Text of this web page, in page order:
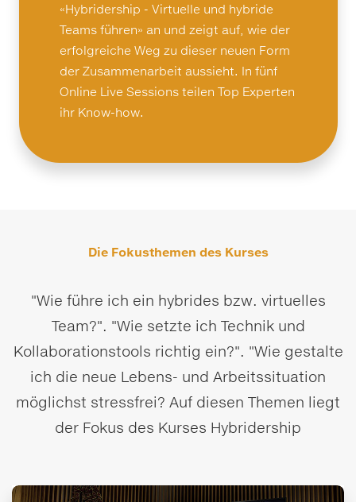
«Hybridership - Virtuelle und hybride
Teams führen» an und zeigt auf, wie der
erfolgreiche Weg zu dieser neuen Form
der Zusammenarbeit aussieht. In fünf
Online Live Sessions teilen Top Experten
ihr Know-how.
Die Fokusthemen des Kurses
"Wie führe ich ein hybrides bzw. virtuelles
Team?". "Wie setzte ich Technik und
Kollaborationstools richtig ein?". "Wie gestalte
ich die neue Lebens- und Arbeitssituation
möglichst stressfrei? Auf diesen Themen liegt
der Fokus des Kurses Hybridership